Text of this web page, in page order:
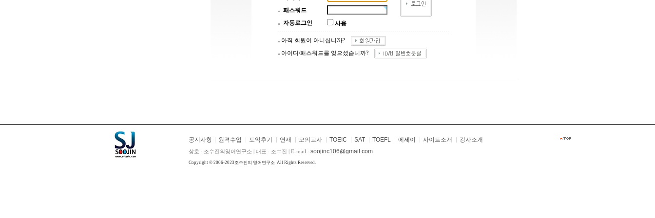
패스워드
자동로그인
사용
아직 회원이 아니십니까?
아이디/패스워드를 잊으셨습니까?
공지사항 원격수업 토익후기 연재 모의고사 TOEIC SAT TOEFL 에세이 사이트소개 강사소개
상호 : 조수진의영어연구소 | 대표 : 조수진 | E-mail : soojinc106@gmail.com
Copyright © 2006-2023 조수진의 영어연구소 All Rights Reserved.